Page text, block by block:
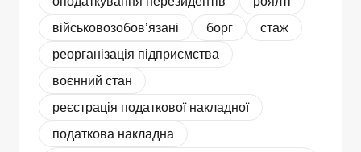
військовозобов’язані
борг
стаж
реорганізація підприємства
воєнний стан
реєстрація податкової накладної
податкова накладна